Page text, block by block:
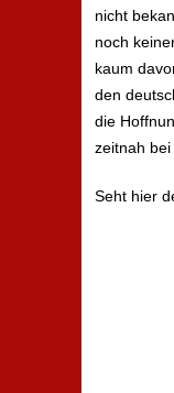
nicht
noch
kaum
den
die
zeitnah bei
Seht hier